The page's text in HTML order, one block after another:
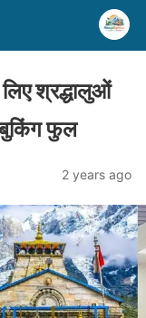
श्रद्धालुओं
फुल
2 years ago